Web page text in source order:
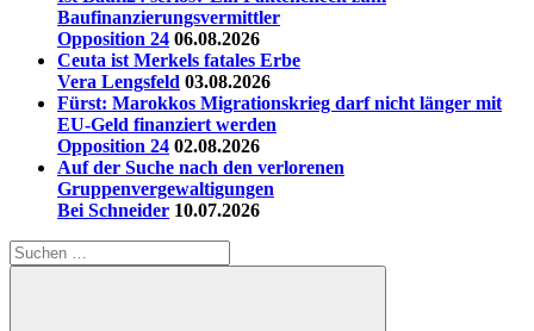
Baufinanzierungsvermittler
Opposition 24 06.08.2026
Ceuta ist Merkels fatales Erbe
Vera Lengsfeld 03.08.2026
Fürst: Marokkos Migrationskrieg darf nicht länger mit
EU-Geld finanziert werden
Opposition 24 02.08.2026
Auf der Suche nach den verlorenen
Gruppenvergewaltigungen
Bei Schneider 10.07.2026
Suchen
nach: